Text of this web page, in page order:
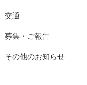
交通
募集・ご報告
その他のお知らせ